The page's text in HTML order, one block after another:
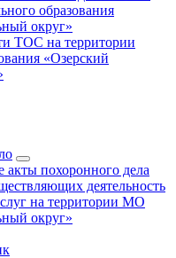
образования
округ»
ТОС на территории
«Озерский
похоронного дела
деятельность
на территории МО
округ»